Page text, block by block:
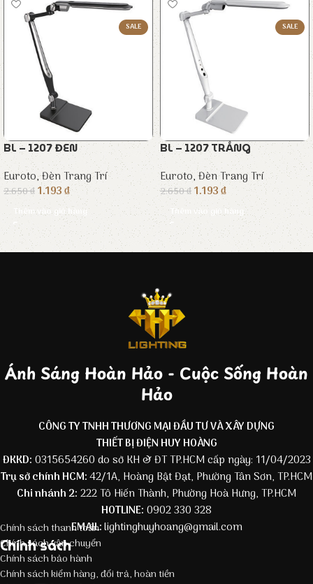
SALE
BL – 1207 ĐEN
Euroto,Đèn Trang Trí
2.650₫1.193₫
Thêm vào giỏ hàng
SALE
BL – 1207 TRẮNG
Euroto,Đèn Trang Trí
2.650₫1.193₫
Thêm vào giỏ hàng
Ánh Sáng Hoàn Hảo - Cuộc Sống Hoàn
Hảo
CÔNG TY TNHH THƯƠNG MẠI ĐẦU TƯ VÀ XÂY DỰNG
THIẾT BỊ ĐIỆN HUY HOÀNG
ĐKKD: 0315654260 do sở KH & ĐT TP.HCM cấp ngày: 11/04/2023
Trụ sở chính HCM:42/1A, Hoàng Bật Đạt, Phường Tân Sơn, TP.HCM
Chi nhánh 2: 222 Tô Hiến Thành, Phường Hoà Hưng, TP.HCM
HOTLINE: 0902 330 328
EMAIL:lightinghuyhoang@gmail.com
Chính sách
Chính sách thanh toán
Chính sách vận chuyển
Chính sách bảo hành
Chính sách kiểm hàng, đổi trả, hoàn tiền